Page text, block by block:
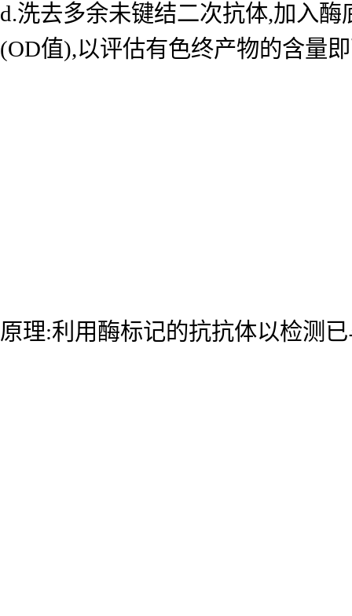
d.洗去多余未键结二次抗体,加入
(OD值),以评估有色终产物的含量
原理:利用酶标记的抗抗体以检测